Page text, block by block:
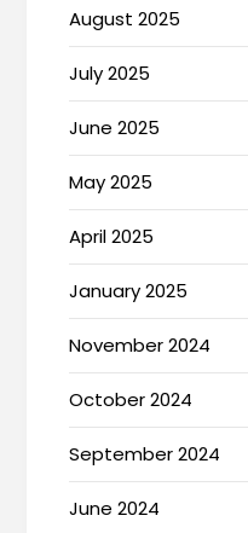
August 2025
July 2025
June 2025
May 2025
April 2025
January 2025
November 2024
October 2024
September 2024
June 2024